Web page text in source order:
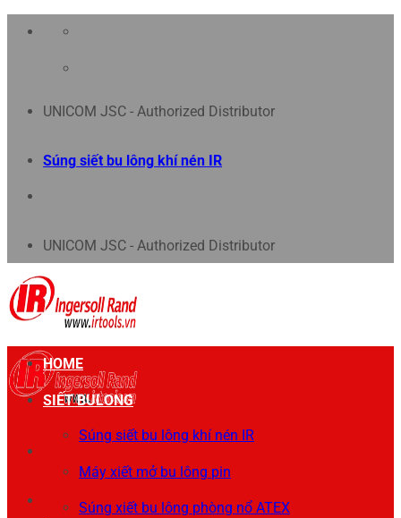
Chuyển
UNICOM JSC - Authorized Distributor
Súng siết bu lông khí nén IR
UNICOM JSC - Authorized Distributor
HOME
SIẾT BULONG
Súng siết bu lông khí nén IR
Máy xiết mở bu lông pin
Súng xiết bu lông phòng nổ ATEX